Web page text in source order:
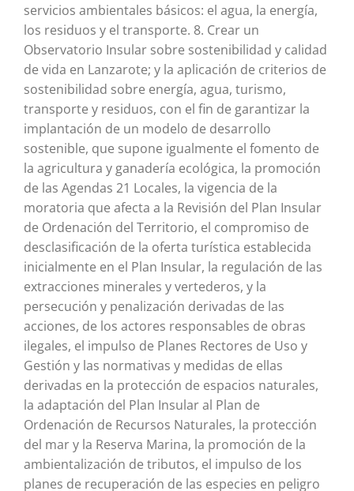
servicios ambientales básicos: el agua, la energía,
los residuos y el transporte. 8. Crear un
Observatorio Insular sobre sostenibilidad y calidad
de vida en Lanzarote; y la aplicación de criterios de
sostenibilidad sobre energía, agua, turismo,
transporte y residuos, con el fin de garantizar la
implantación de un modelo de desarrollo
sostenible, que supone igualmente el fomento de
la agricultura y ganadería ecológica, la promoción
de las Agendas 21 Locales, la vigencia de la
moratoria que afecta a la Revisión del Plan Insular
de Ordenación del Territorio, el compromiso de
desclasificación de la oferta turística establecida
inicialmente en el Plan Insular, la regulación de las
extracciones minerales y vertederos, y la
persecución y penalización derivadas de las
acciones, de los actores responsables de obras
ilegales, el impulso de Planes Rectores de Uso y
Gestión y las normativas y medidas de ellas
derivadas en la protección de espacios naturales,
la adaptación del Plan Insular al Plan de
Ordenación de Recursos Naturales, la protección
del mar y la Reserva Marina, la promoción de la
ambientalización de tributos, el impulso de los
planes de recuperación de las especies en peligro